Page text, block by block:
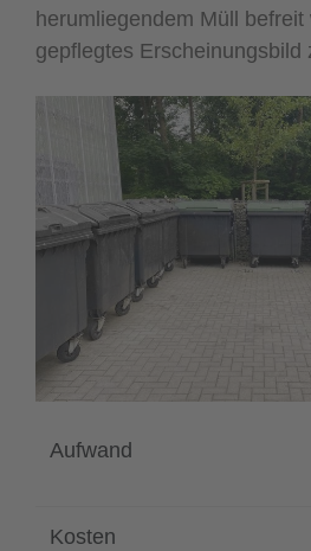
herumliegendem Müll befreit
gepflegtes Erscheinungsbild
Aufwand
Kosten